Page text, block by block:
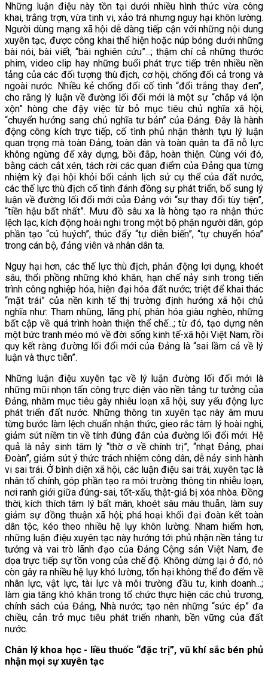
Những luận điệu này tồn tại dưới nhiều hình thức vừa công
khai, trắng trợn, vừa tinh vi, xảo trá nhưng nguy hại khôn lường.
Người dùng mạng xã hội dễ dàng tiếp cận với những nội dung
xuyên tạc, được công khai thể hiện hoặc núp bóng dưới những
bài nói, bài viết, “bài nghiên cứu”...; thậm chí cả những thước
phim, video clip hay những buổi phát trực tiếp trên nhiều nền
tảng của các đối tượng thù địch, cơ hội, chống đối cả trong và
ngoài nước. Nhiều kẻ chống đối cố tình “đổi trắng thay đen”,
cho rằng lý luận về đường lối đổi mới là một sự “chắp vá lộn
xộn” hòng che đậy việc từ bỏ mục tiêu chủ nghĩa xã hội,
“chuyển hướng sang chủ nghĩa tư bản” của Đảng. Đây là hành
động công kích trực tiếp, cố tình phủ nhận thành tựu lý luận
quan trọng mà toàn Đảng, toàn dân và toàn quân ta đã nỗ lực
không ngừng để xây dựng, bồi đắp, hoàn thiện. Cùng với đó,
bằng cách cắt xén, tách rời các quan điểm của Đảng qua từng
nhiệm kỳ đại hội khỏi bối cảnh lịch sử cụ thể của đất nước,
các thế lực thù địch cố tình đánh đồng sự phát triển, bổ sung lý
luận về đường lối đổi mới của Đảng với “sự thay đổi tùy tiện”,
“tiền hậu bất nhất”. Mưu đồ sâu xa là hòng tạo ra nhận thức
lệch lạc, kích động hoài nghi trong một bộ phận người dân, góp
phần tạo “cú huých”, thúc đẩy “tự diễn biến”, “tự chuyển hóa”
trong cán bộ, đảng viên và nhân dân ta.
Nguy hại hơn, các thế lực thù địch, phản động lợi dụng, khoét
sâu, thổi phồng những khó khăn, hạn chế nảy sinh trong tiến
trình công nghiệp hóa, hiện đại hóa đất nước; triệt để khai thác
“mặt trái” của nền kinh tế thị trường định hướng xã hội chủ
nghĩa như: Tham nhũng, lãng phí, phân hóa giàu nghèo, những
bất cập về quá trình hoàn thiện thể chế...; từ đó, tạo dựng nên
một bức tranh méo mó về đời sống kinh tế-xã hội Việt Nam; rồi
quy kết rằng đường lối đổi mới của Đảng là “sai lầm cả về lý
luận và thực tiễn”.
Những luận điệu xuyên tạc về lý luận đường lối đổi mới là
những mũi nhọn tấn công trực diện vào nền tảng tư tưởng của
Đảng, nhằm mục tiêu gây nhiễu loạn xã hội, suy yếu động lực
phát triển đất nước. Những thông tin xuyên tạc này âm mưu
từng bước làm lệch chuẩn nhận thức, gieo rắc tâm lý hoài nghi,
giảm sút niềm tin về tính đúng đắn của đường lối đổi mới. Hệ
quả là nảy sinh tâm lý “thờ ơ về chính trị”, “nhạt Đảng, phai
Đoàn”, giảm sút ý thức trách nhiệm công dân, dễ nảy sinh hành
vi sai trái. Ở bình diện xã hội, các luận điệu sai trái, xuyên tạc là
nhân tố chính, góp phần tạo ra môi trường thông tin nhiễu loạn,
nơi ranh giới giữa đúng-sai, tốt-xấu, thật-giả bị xóa nhòa. Đồng
thời, kích thích tâm lý bất mãn, khoét sâu mâu thuẫn, làm suy
giảm sự đồng thuận xã hội; phá hoại khối đại đoàn kết toàn
dân tộc, kéo theo nhiều hệ lụy khôn lường. Nham hiểm hơn,
những luận điệu xuyên tạc này hướng tới phủ nhận nền tảng tư
tưởng và vai trò lãnh đạo của Đảng Cộng sản Việt Nam, đe
dọa trực tiếp sự tồn vong của chế độ. Không dừng lại ở đó, nó
còn gây ra nhiều hệ lụy khó lường, tổn hại không thể đo đếm về
nhân lực, vật lực, tài lực và môi trường đầu tư, kinh doanh...;
làm gia tăng khó khăn trong tổ chức thực hiện các chủ trương,
chính sách của Đảng, Nhà nước; tạo nên những “sức ép” đa
chiều, cản trở mục tiêu phát triển nhanh, bền vững của đất
nước.
Chân lý khoa học - liều thuốc “đặc trị”, vũ khí sắc bén phủ
nhận mọi sự xuyên tạc